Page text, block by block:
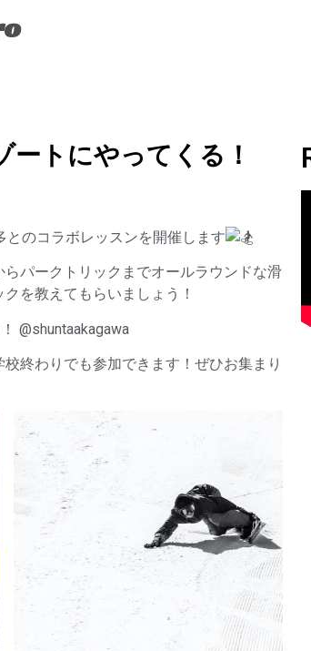
トにやってくる！
のコラボレッスンを開催します
パークトリックまでオールラウンドな滑
を教えてもらいましょう！
@shuntaakagawa
終わりでも参加できます！ぜひお集まり